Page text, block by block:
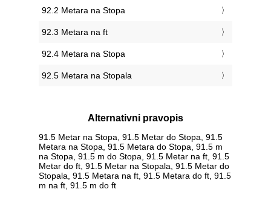
92.2 Metara na Stopa
92.3 Metara na ft
92.4 Metara na Stopa
92.5 Metara na Stopala
Alternativni pravopis
91.5 Metar na Stopa, 91.5 Metar do Stopa, 91.5
Metara na Stopa, 91.5 Metara do Stopa, 91.5 m
na Stopa, 91.5 m do Stopa, 91.5 Metar na ft, 91.5
Metar do ft, 91.5 Metar na Stopala, 91.5 Metar do
Stopala, 91.5 Metara na ft, 91.5 Metara do ft, 91.5
m na ft, 91.5 m do ft